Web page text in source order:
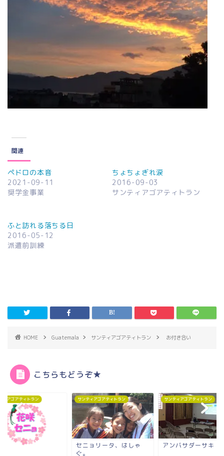
関連
ペドロの本音
2021-09-11
奨学金事業
ちょちょぎれ涙
2016-09-03
サンティアゴアティトラン
ふと訪れる落ちる日
2016-05-12
派遣前訓練
HOME Guatemala サンティアゴアティトラン お付き合い
こちらもどうぞ★
ィアゴアティトラン
リータ、はしゃ
サンティアゴアティトラン
アンバサダーサキ
サンティアゴアティトラン